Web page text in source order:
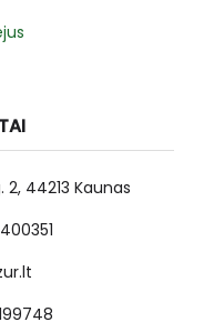
2, 44213 Kaunas